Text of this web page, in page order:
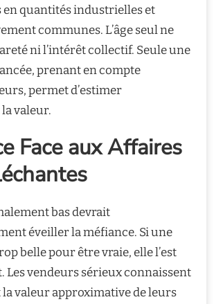
en quantités industrielles et
communes. L’âge seul ne
ni l’intérêt collectif. Seule une
prenant en compte
permet d’estimer
valeur.
Face aux Affaires
bas devrait
éveiller la méfiance. Si une
belle pour être vraie, elle l’est
Les vendeurs sérieux connaissent
valeur approximative de leurs